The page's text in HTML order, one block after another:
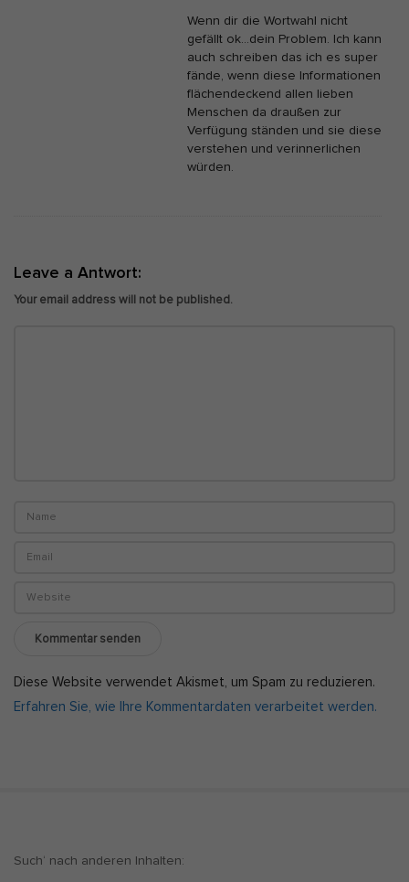
Wenn dir die Wortwahl nicht
gefällt ok…dein Problem. Ich kann
auch schreiben das ich es super
fände, wenn diese Informationen
flächendeckend allen lieben
Menschen da draußen zur
Verfügung ständen und sie diese
verstehen und verinnerlichen
würden.
Leave a Antwort:
Your email address will not be published.
Diese Website verwendet Akismet, um Spam zu reduzieren.
Erfahren Sie, wie Ihre Kommentardaten verarbeitet werden.
Such‘ nach anderen Inhalten: